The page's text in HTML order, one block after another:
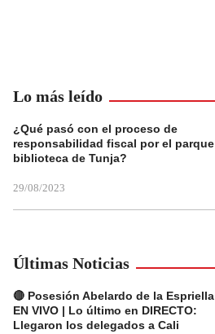
Lo más leído
¿Qué pasó con el proceso de
responsabilidad fiscal por el parque
biblioteca de Tunja?
29/08/2023
Últimas Noticias
🔴 Posesión Abelardo de la Espriella
EN VIVO | Lo último en DIRECTO:
Llegaron los delegados a Cali